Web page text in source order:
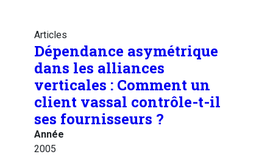
Articles
Dépendance asymétrique
dans les alliances
verticales : Comment un
client vassal contrôle-t-il
ses fournisseurs ?
Année
2005